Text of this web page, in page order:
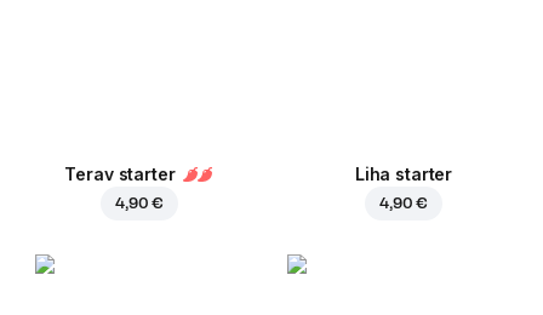
Terav starter
4,90 €
Liha starter
4,90 €